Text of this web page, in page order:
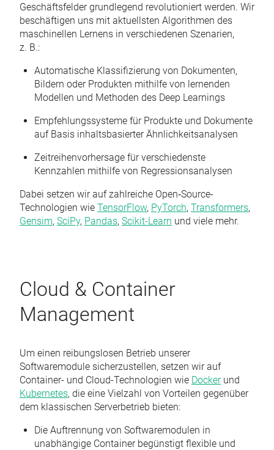
Geschäftsfelder grundlegend revolutioniert werden. Wir
beschäftigen uns mit aktuellsten Algorithmen des
maschinellen Lernens in verschiedenen Szenarien,
z. B.:
Automatische Klassifizierung von Dokumenten,
Bildern oder Produkten mithilfe von lernenden
Modellen und Methoden des Deep Learnings
Empfehlungssysteme für Produkte und Dokumente
auf Basis inhaltsbasierter Ähnlichkeitsanalysen
Zeitreihenvorhersage für verschiedenste
Kennzahlen mithilfe von Regressionsanalysen
Dabei setzen wir auf zahlreiche Open‑Source-
Technologien wie TensorFlow, PyTorch, Transformers,
Gensim, SciPy, Pandas, Scikit-Learn und viele mehr.
Cloud & Container
Management
Um einen reibungslosen Betrieb unserer
Softwaremodule sicherzustellen, setzen wir auf
Container- und Cloud-Technologien wie Dockerund
Kubernetes, die eine Vielzahl von Vorteilen gegenüber
dem klassischen Serverbetrieb bieten:
Die Auftrennung von Softwaremodulen in
unabhängige Container begünstigt flexible und